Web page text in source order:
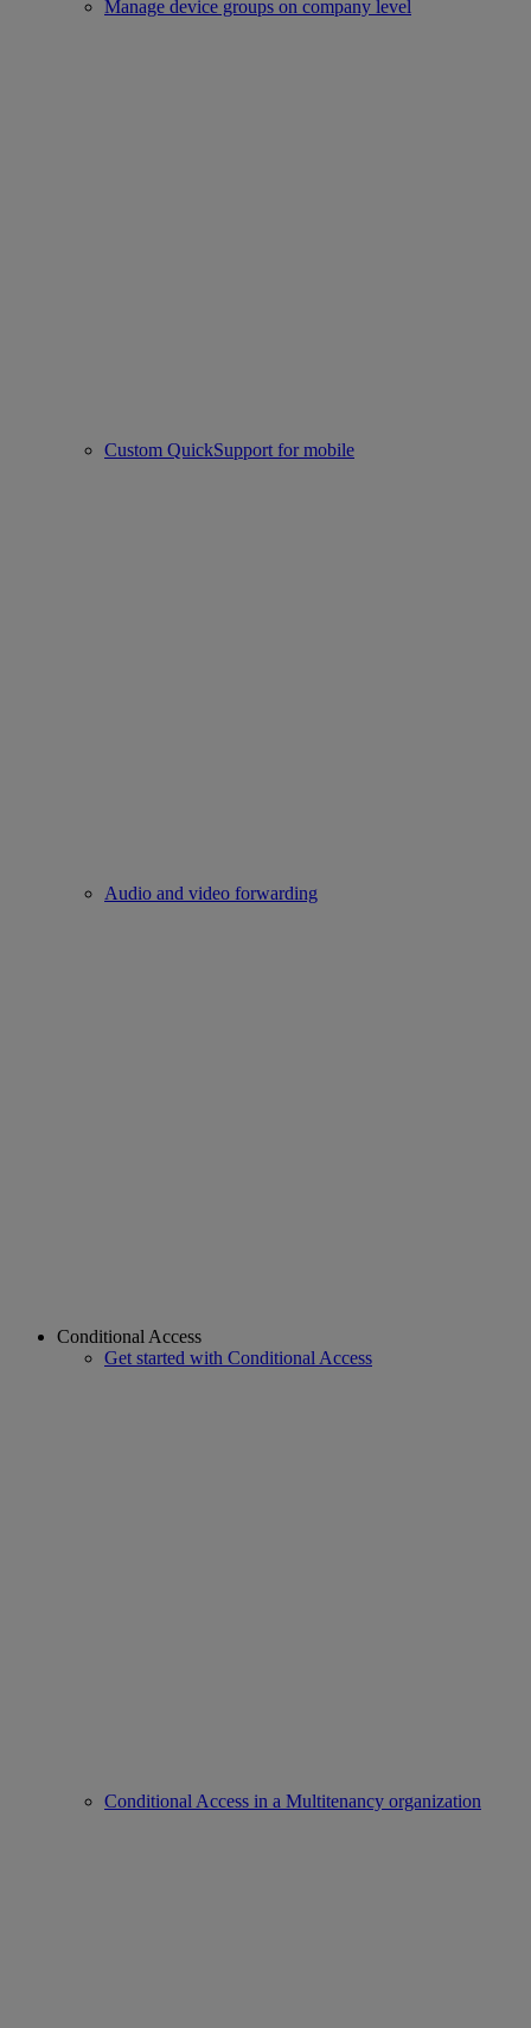
Manage device groups on company level
Custom QuickSupport for mobile
Audio and video forwarding
Conditional Access
Get started with Conditional Access
Conditional Access in a Multitenancy organization